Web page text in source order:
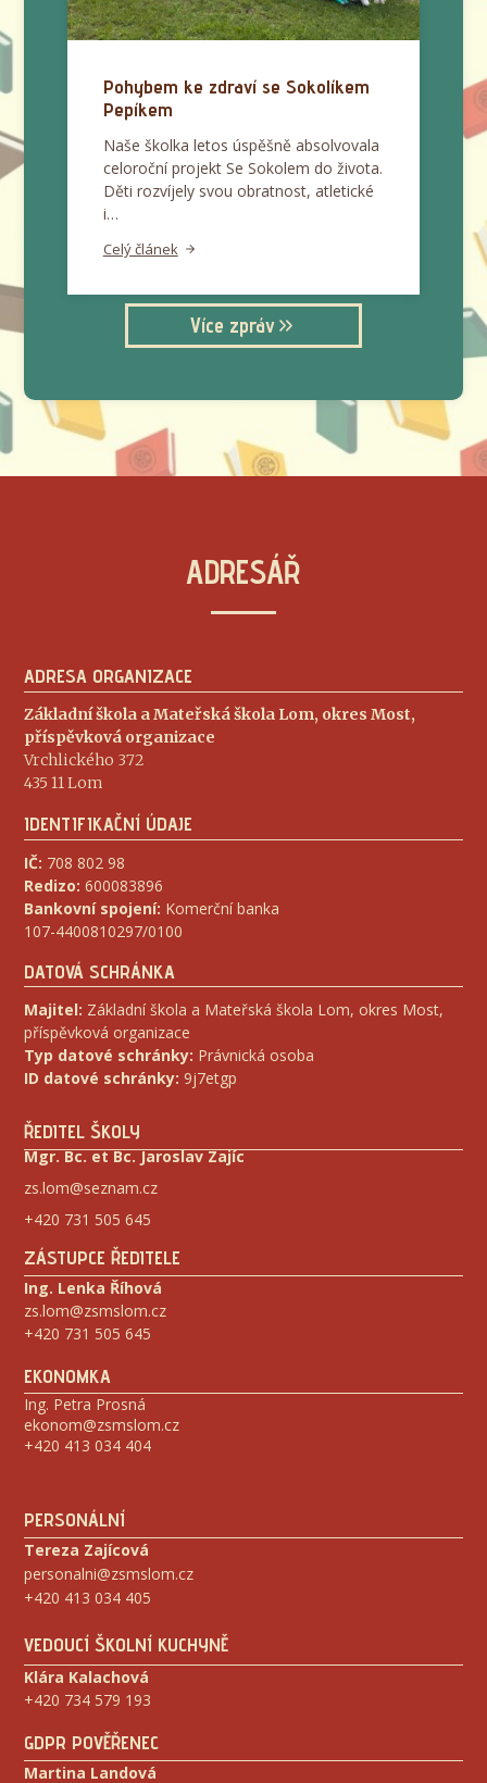
Pohybem ke zdraví se Sokolíkem
Pepíkem
Naše školka letos úspěšně absolvovala
celoroční projekt Se Sokolem do života.
Děti rozvíjely svou obratnost, atletické
i…
Celý článek
Více zpráv
ADRESÁŘ
ADRESA ORGANIZACE
Základní škola a Mateřská škola Lom, okres Most,
příspěvková organizace
Vrchlického 372
435 11 Lom
IDENTIFIKAČNÍ ÚDAJE
IČ: 708 802 98
Redizo:600083896
Bankovní spojení: Komerční banka
107-4400810297/0100
DATOVÁ SCHRÁNKA
Majitel: Základní škola a Mateřská škola Lom, okres Most,
příspěvková organizace
Typ datové schránky: Právnická osoba
ID datové schránky: 9j7etgp
ŘEDITEL ŠKOLY
Mgr. Bc. et Bc. Jaroslav Zajíc
zs.lom@seznam.cz
+420 731 505 645
ZÁSTUPCE ŘEDITELE
Ing. Lenka Říhová
zs.lom@zsmslom.cz
+420 731 505 645
EKONOMKA
Ing. Petra Prosná
ekonom@zsmslom.cz
+420 413 034 404
PERSONÁLNÍ
Tereza Zajícová
personalni@zsmslom.cz
+420 413 034 405
VEDOUCÍ ŠKOLNÍ KUCHYNĚ
Klára Kalachová
+420 734 579 193
GDPR POVĚŘENEC
Martina Landová